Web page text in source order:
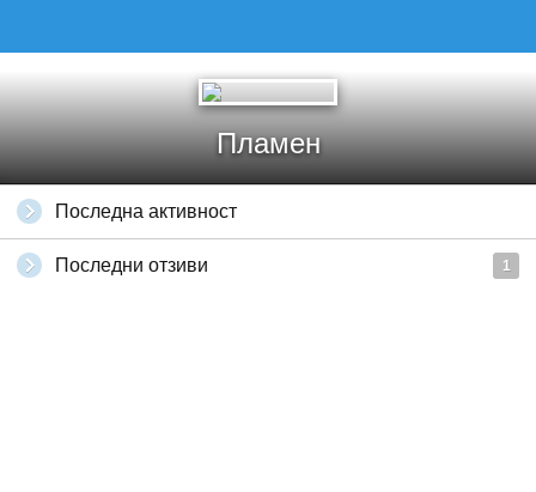
Пламен
Последна активност
Последни отзиви 1